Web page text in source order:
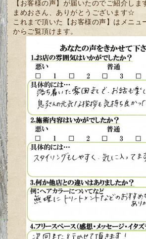
【お客様の声】が届いたのでご紹介しま
まめおさん、ありがとうございます☆
これまで頂いた【お客様の声】はメニュ
からご覧頂けます。